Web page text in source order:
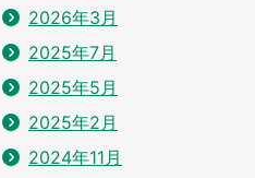
2026年3月
2025年7月
2025年5月
2025年2月
2024年11月